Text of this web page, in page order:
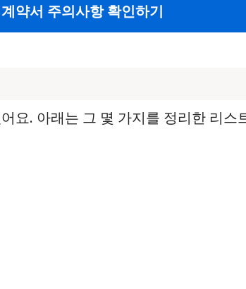
약서 주의사항 확인하기
요. 아래는 그 몇 가지를 정리한 리스